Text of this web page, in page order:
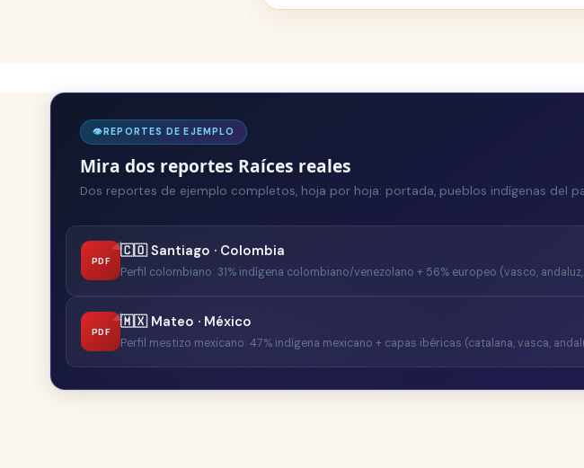
👁 REPORTES DE EJEMPLO
Mira dos reportes Raíces reales
Dos reportes de ejemplo completos, hoja por hoja: portada, pueblos indígenas del
PDF
🇨🇴 Santiago · Colombia
Perfil colombiano: 31% indígena colombiano/venezolano + 56% europeo (vasco,
PDF
🇲🇽 Mateo · México
Perfil mestizo mexicano: 47% indígena mexicano + capas ibéricas (catalana, vasca,